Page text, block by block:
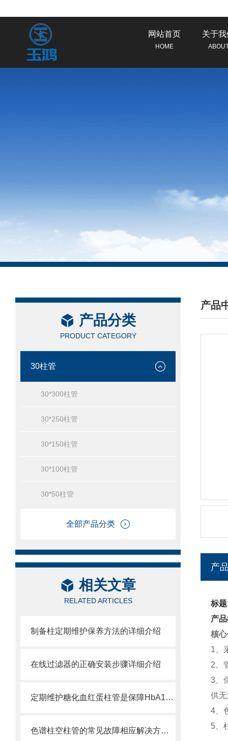
网站首页
HOME
关于
产品分类
PRODUCT CATEGORY
30柱管
30*300柱管
30*250柱管
30*150柱管
30*100柱管
30*50柱管
全部产品分类
相关文章
RELATED ARTICLES
制备柱定期维护保养方法的详细介绍
在线过滤器的正确安装步骤详细介绍
定期维护糖化血红蛋柱管是保障HbA1c检测准确的关键
色谱柱空柱管的常见故障相应解决方法分享
产品
/
产
标
产
核
1、
2、
3、
供
4、
5、